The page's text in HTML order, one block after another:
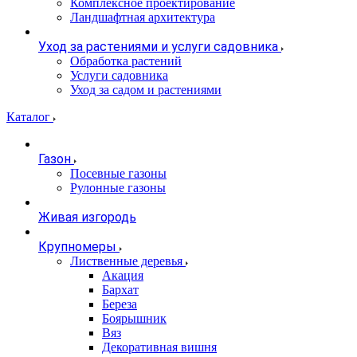
Комплексное проектирование
Ландшафтная архитектура
Уход за растениями и услуги садовника
Обработка растений
Услуги садовника
Уход за садом и растениями
Каталог
Газон
Посевные газоны
Рулонные газоны
Живая изгородь
Крупномеры
Лиственные деревья
Акация
Бархат
Береза
Боярышник
Вяз
Декоративная вишня